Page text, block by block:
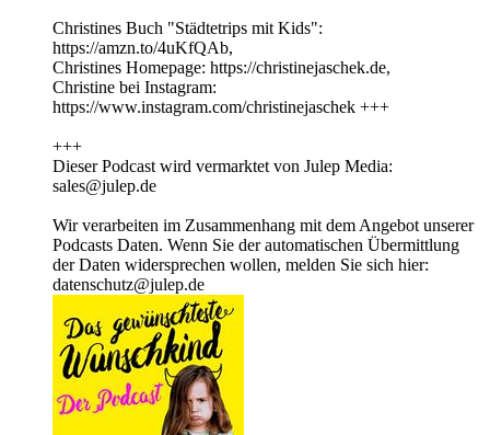
Christines Buch "Städtetrips mit Kids":
https://amzn.to/4uKfQAb,
Christines Homepage: https://christinejaschek.de,
Christine bei Instagram:
https://www.instagram.com/christinejaschek +++
+++
Dieser Podcast wird vermarktet von Julep Media:
sales@julep.de
Wir verarbeiten im Zusammenhang mit dem Angebot unserer
Podcasts Daten. Wenn Sie der automatischen Übermittlung
der Daten widersprechen wollen, melden Sie sich hier:
datenschutz@julep.de